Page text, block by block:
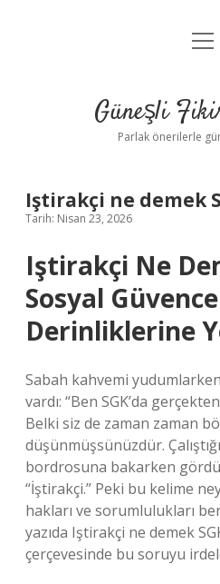
Yasal
Güneşli
Parlak önerilerle
Iştirakçi ne demek
Tarih: Nisan 23, 2026
Iştirakçi Ne
Sosyal
Derinliklerine
Sabah kahvemi
vardı: “Ben SGK’da
Belki siz de zaman zaman
düşünmüşsünüzdür.
bordrosuna bakarken
“İştirakçi.” Peki bu kelime
hakları ve sorumlulukları
yazıda Iştirakçi ne demek
çerçevesinde bu soruyu